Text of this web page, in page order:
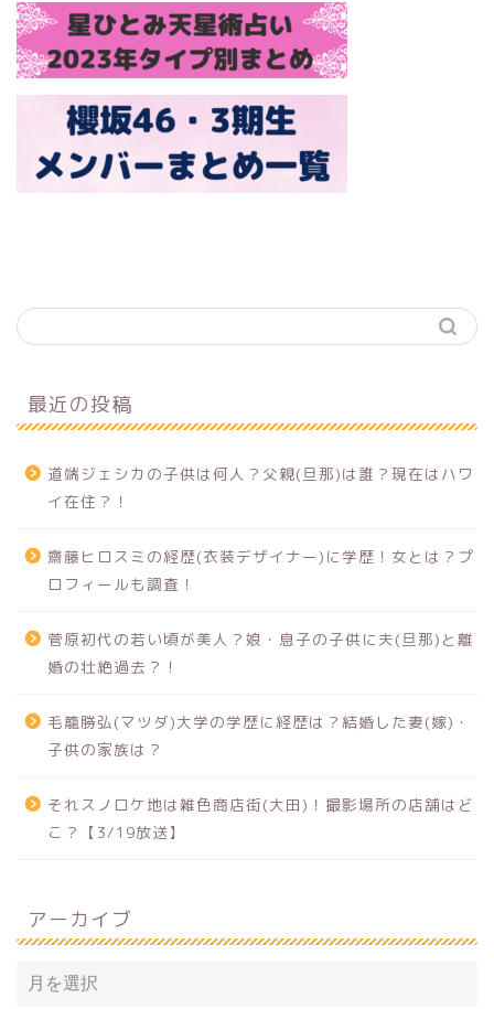
最近の投稿
道端ジェシカの子供は何人？父親(旦那)は誰？現在はハワ
イ在住？！
齋藤ヒロスミの経歴(衣装デザイナー)に学歴！女とは？プ
ロフィールも調査！
菅原初代の若い頃が美人？娘・息子の子供に夫(旦那)と離
婚の壮絶過去？！
毛籠勝弘(マツダ)大学の学歴に経歴は？結婚した妻(嫁)・
子供の家族は？
それスノロケ地は雑色商店街(大田)！撮影場所の店舗はど
こ？【3/19放送】
アーカイブ